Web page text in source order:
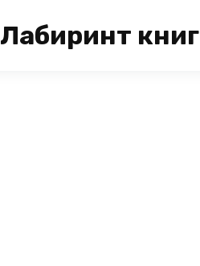
Лабиринт книг